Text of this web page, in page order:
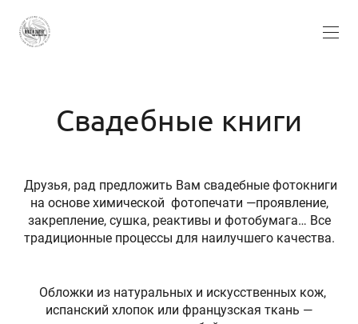
Свадебные книги
Друзья, рад предложить Вам свадебные фотокниги
на основе химической фотопечати —проявление,
закрепление, сушка, реактивы и фотобумага… Все
традиционные процессы для наилучшего качества.
Обложки из натуральных и искусственных кож,
испанский хлопок или французская ткань —